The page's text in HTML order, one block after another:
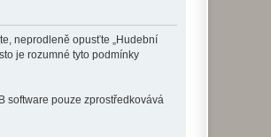
neprodleně opusťte „Hudební
je rozumné tyto podmínky
software pouze zprostředkovává